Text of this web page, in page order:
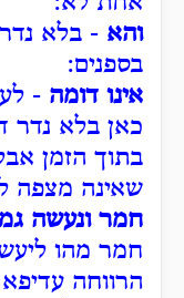
והא - בלא
בספנים:
אינו דומה -
כאן בלא נדר
בתוך הזמן
שאינה מצפה
חמר ונעשה
חמר מהו
הרווחה